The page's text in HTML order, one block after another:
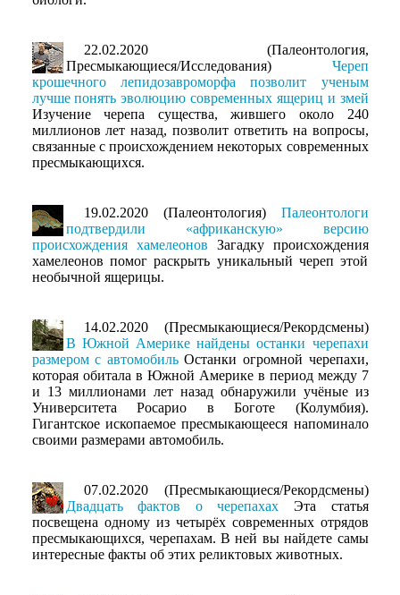
22.02.2020 (Палеонтология,
Пресмыкающиеся/Исследования) Череп
крошечного лепидозавроморфа позволит ученым
лучше понять эволюцию современных ящериц и змей
Изучение черепа существа, жившего около 240
миллионов лет назад, позволит ответить на вопросы,
связанные с происхождением некоторых современных
пресмыкающихся.
19.02.2020 (Палеонтология) Палеонтологи
подтвердили «африканскую» версию
происхождения хамелеонов Загадку происхождения
хамелеонов помог раскрыть уникальный череп этой
необычной ящерицы.
14.02.2020 (Пресмыкающиеся/Рекордсмены)
В Южной Америке найдены останки черепахи
размером с автомобильОстанки огромной черепахи,
которая обитала в Южной Америке в период между 7
и 13 миллионами лет назад обнаружили учёные из
Университета Росарио в Боготе (Колумбия).
Гигантское ископаемое пресмыкающееся напоминало
своими размерами автомобиль.
07.02.2020 (Пресмыкающиеся/Рекордсмены)
Двадцать фактов о черепахах Эта статья
посвещена одному из четырёх современных отрядов
пресмыкающихся, черепахам. В ней вы найдете самы
интересные факты об этих реликтовых животных.